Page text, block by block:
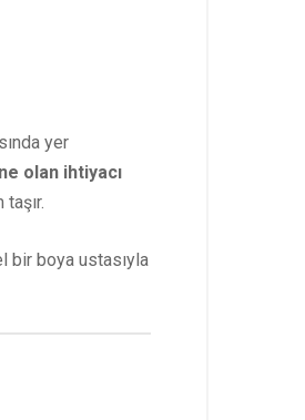
yer
olan ihtiyacı
bir boya ustasıyla